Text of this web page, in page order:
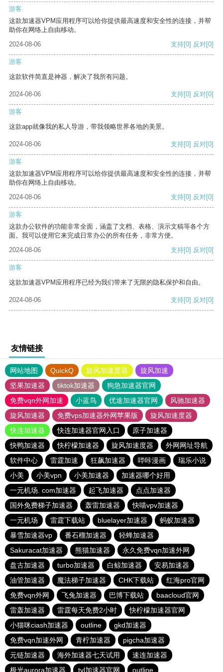
游客
这款加速器VPM应用程序可以给你提供最高速度和安全性的连接，并帮
助你在网络上自由移动。
2024-08-06
支持[0] 反对[0]
游客
这款软件简直是神器，解决了我所有问题。
2024-08-06 支持[0] 反对[0]
游客
这款app就像我的私人导游，带我领略世界各地的美景。
2024-08-06 支持[0] 反对[0]
游客
这款加速器VPM应用程序可以给你提供最高速度和安全性的连接，并帮
助你在网络上自由移动。
2024-08-06
支持[0] 反对[0]
游客
这款办公软件的功能非常全面，涵盖了文档、表格、演示文稿等各个方
面。我可以使用它来完成日常办公的所有任务，非常方便。
2024-08-06
支持[0] 反对[0]
游客
这款加速器VPM应用程序已经为我们带来了无限的隐私保护和自由。
2024-08-06 支持[0] 反对[0]
友情链接
网站地图 QuickQ 旋风加速度器
旋风加速
坚果加速器
tiktok加速器
狗急加速器官网
免费vqn外网加速
小蓝鸟 优途加速器官网
风驰加速器
旋风加速器
免费vps加速器外网苹果版
旋风加速度器
快连加速器
快连加速器官网入口
原子加速器
快鸭加速器
快柠檬加速器 旋风加速度器
外网网址导航
软件中心
雷霆加速 狂飙加速器 哔咔漫画
瑞乐小说
小美
小美vpn 小美加速器
加速器哪个好用
一元机场. com加速器
起飞加速器
点点加速器
国外免费梯子加速器
轰雷加速器
快喵vpv加速器
一元机场
雷霆下载站 bluelayer加速器
蚂蚁加速器
暴雪加速器vp
番石榴加速器
轻蜂加速器
Sakuracat加速器
熊猫加速器
永久免费vqn加速外网
盘古加速器
turbo加速器 白鲸加速器
安易加速器
油管加速器
魔法梯子加速器 CHK下载站
红海pro官网
免费vqn外网
飞兔加速器 巴博下载站
baacloud官网
雷轰加速器
雷霆每天免费2小时
快柠檬加速器官网
小猫咪ciash加速器
outline
gkd加速器
免费vqn加速外网
青柠加速器
pigcha加速器
元链加速器
海外加速器七天试用
速连加速器
极光aurora加速器
tyl加速器官网 outline